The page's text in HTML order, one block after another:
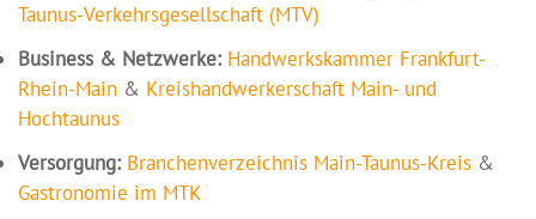
Taunus-Verkehrsgesellschaft (MTV)
Business & Netzwerke: Handwerkskammer Frankfurt-
Rhein-Main & Kreishandwerkerschaft Main- und
Hochtaunus
Versorgung: Branchenverzeichnis Main-Taunus-Kreis &
Gastronomie im MTK